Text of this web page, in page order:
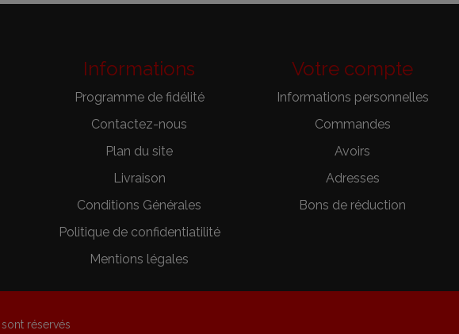
Informations
Programme de fidélité
Contactez-nous
Plan du site
Livraison
Conditions Générales
Politique de confidentiatilité
Mentions légales
Votre compte
Informations personnelles
Commandes
Avoirs
Adresses
Bons de réduction
réservés